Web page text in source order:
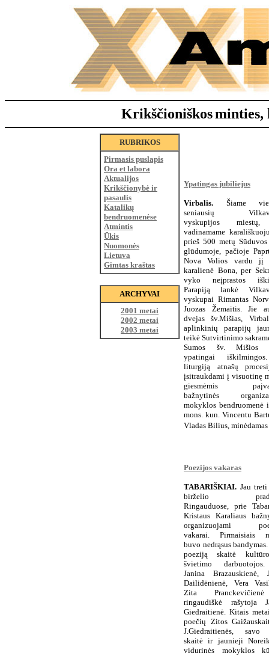
Krikščioniškosminties,
RUBRIKOS
Pirmasis puslapis
Ora et labora
Aktualijos
Krikščionybė ir
pasaulis
Katalikų
bendruomenėse
Atmintis
Ūkis
Nuomonės
Lietuva
Gimtas kraštas
ARCHYVAI
2001 metai
2002 metai
2003 metai
Ypatingas jubiliejus
Virbalis. Šiame
seniausių
vyskupijos
vadinamame
prieš 500 metų
glūdumoje, pačioje
Nova Volios vardu jį
karalienė Bona, per
vyko neįprastos
Parapiją lankė
vyskupai Rimantas
Juozas Žemaitis. Jie
dvejas šv.Mišias,
aplinkinių parapijų
teikė Sutvirtinimo
Sumos šv. Mišios
ypatingai
liturgiją atnašų
įsitraukdami į visuotinę
giesmėmis
bažnytinės
mokyklos
mons. kun. Vincentu
Vladas Bilius,
Poezijos vakaras
TABARIŠKIAI. Jau
birželio
Ringauduose, prie
Kristaus Karaliaus
organizuojami
vakarai. Pirmaisiais
buvo nedrąsus
poeziją skaitė
švietimo
Janina Brazauskienė,
Dailidėnienė, Vera
Zita
ringaudiškė rašytoja
Giedraitienė. Kitais
poečių Zitos
J.Giedraitienės, savo
skaitė ir jaunieji
vidurinės mokyklos